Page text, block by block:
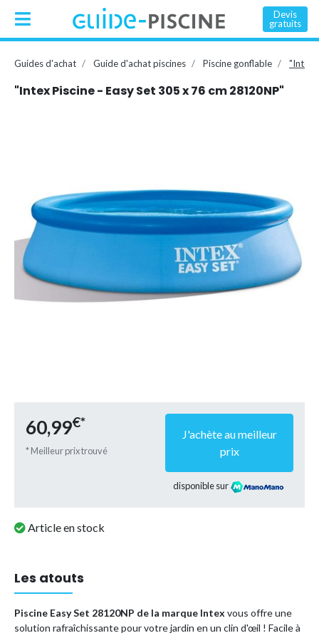
Devis
gratuits
Guides d'achat Guide d'achat piscines Piscine gonflable "Intex
"Intex Piscine - Easy Set 305 x 76 cm 28120NP"
60,99€*
* Meilleur prix trouvé
J'achète au meilleur
prix
disponible sur
Article en stock
Les atouts
Piscine Easy Set 28120NP de la marque Intex vous offre une
solution rafraîchissante pour votre jardin en un clin d'œil ! Facile à